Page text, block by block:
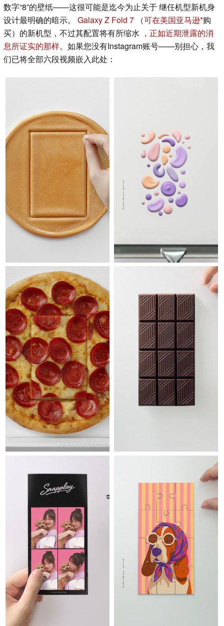
数字“8”的壁纸——这很可能是迄今为止关于 继任机型新机身
设计最明确的暗示。 Galaxy Z Fold 7 （可在美国亚马逊 购
买）的新机型，不过其配置将有所缩水 ，正如近期泄露的消
息所证实的那样。如果您没有Instagram账号——别担心，我
们已将全部六段视频嵌入此处：